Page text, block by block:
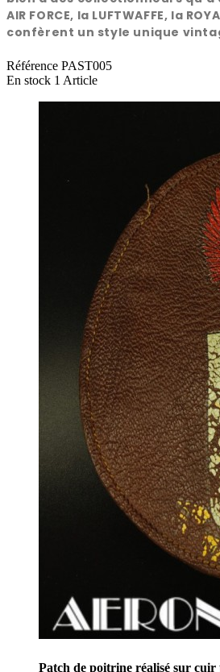
AIR FORCE, la LUFTWAFFE, la
confèrent un style unique
Référence PAST005
En stock 1 Article
Patch de poitrine réalisé sur